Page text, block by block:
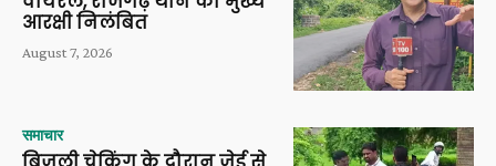
आरक्षी निलंबित
August 7, 2026
समाचार